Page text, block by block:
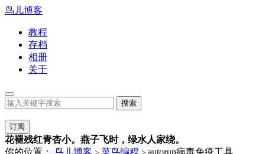
鸟儿博客
教程
存档
相册
关于
订阅
花褪残红青杏小。燕子飞时，绿水人家绕。
你的位置： 鸟儿博客 菜鸟编程 autorun病毒免疫工具